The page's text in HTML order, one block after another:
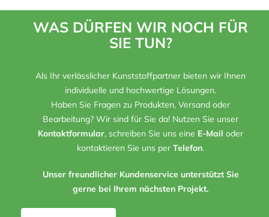
WAS DÜRFEN WIR NOCH FÜR
SIE TUN?
Als Ihr verlässlicher Kunststoffpartner bieten wir Ihnen
individuelle und hochwertige Lösungen.
Haben Sie Fragen zu Produkten, Versand oder
Bearbeitung? Wir sind für Sie da! Nutzen Sie unser
Kontaktformular, schreiben Sie uns eine E-Mail oder
kontaktieren Sie uns per Telefon.
Unser freundlicher Kundenservice unterstützt Sie
gerne bei Ihrem nächsten Projekt.